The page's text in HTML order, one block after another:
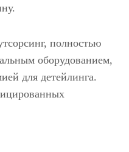
полностью
оборудованием,
для детейлинга.